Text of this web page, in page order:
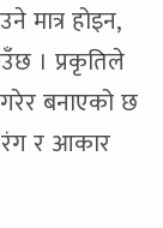
मात्र होइन,
। प्रकृतिले
बनाएको छ
रंग र आकार